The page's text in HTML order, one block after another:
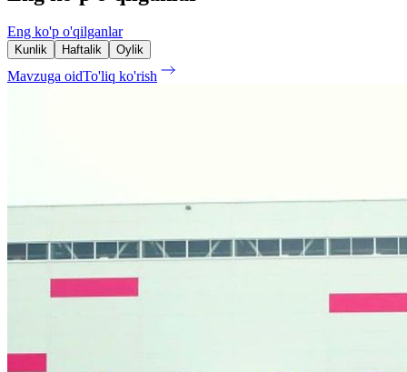
Eng ko'p o'qilganlar
Kunlik Haftalik Oylik
Mavzuga oidTo'liq ko'rish